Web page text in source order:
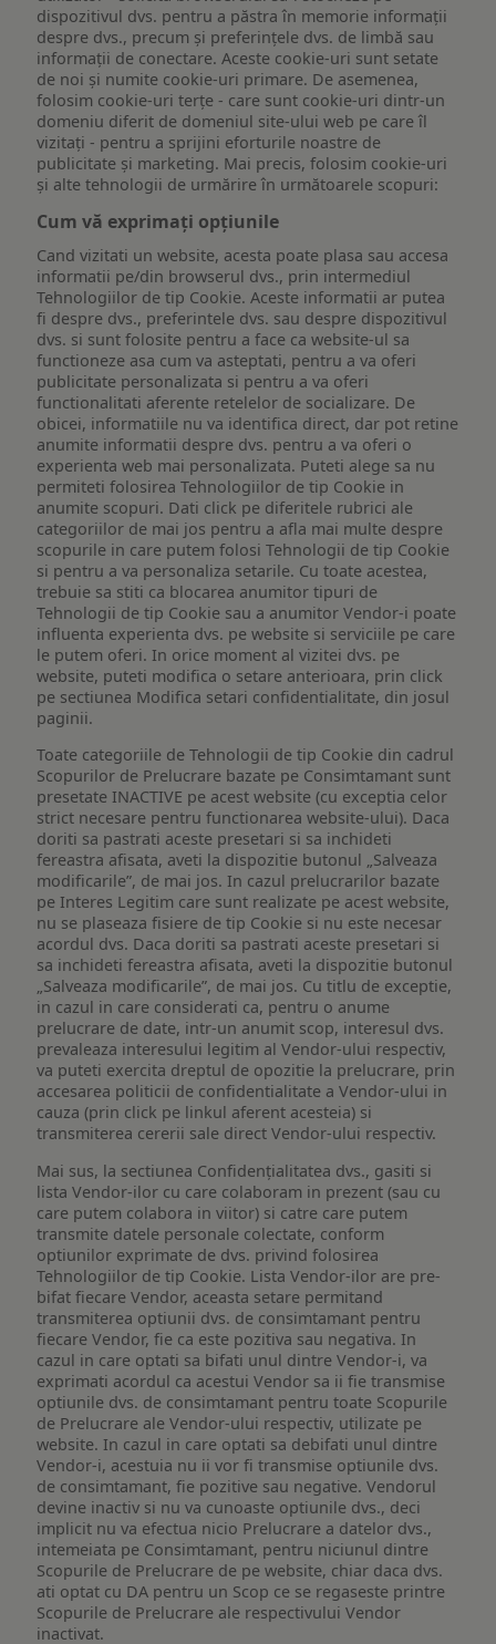
dispozitivul dvs. pentru a păstra în memorie informații
despre dvs., precum și preferințele dvs. de limbă sau
informații de conectare. Aceste cookie-uri sunt setate
de noi și numite cookie-uri primare. De asemenea,
folosim cookie-uri terțe - care sunt cookie-uri dintr-un
domeniu diferit de domeniul site-ului web pe care îl
vizitați - pentru a sprijini eforturile noastre de
publicitate și marketing. Mai precis, folosim cookie-uri
și alte tehnologii de urmărire în următoarele scopuri:
Cum vă exprimați opțiunile
Cand vizitati un website, acesta poate plasa sau accesa
informatii pe/din browserul dvs., prin intermediul
Tehnologiilor de tip Cookie. Aceste informatii ar putea
fi despre dvs., preferintele dvs. sau despre dispozitivul
dvs. si sunt folosite pentru a face ca website-ul sa
functioneze asa cum va asteptati, pentru a va oferi
publicitate personalizata si pentru a va oferi
functionalitati aferente retelelor de socializare. De
obicei, informatiile nu va identifica direct, dar pot retine
anumite informatii despre dvs. pentru a va oferi o
experienta web mai personalizata. Puteti alege sa nu
permiteti folosirea Tehnologiilor de tip Cookie in
anumite scopuri. Dati click pe diferitele rubrici ale
categoriilor de mai jos pentru a afla mai multe despre
scopurile in care putem folosi Tehnologii de tip Cookie
si pentru a va personaliza setarile. Cu toate acestea,
trebuie sa stiti ca blocarea anumitor tipuri de
Tehnologii de tip Cookie sau a anumitor Vendor-i poate
influenta experienta dvs. pe website si serviciile pe care
le putem oferi. In orice moment al vizitei dvs. pe
website, puteti modifica o setare anterioara, prin click
pe sectiunea Modifica setari confidentialitate, din josul
paginii.
Toate categoriile de Tehnologii de tip Cookie din cadrul
Scopurilor de Prelucrare bazate pe Consimtamant sunt
presetate INACTIVE pe acest website (cu exceptia celor
strict necesare pentru functionarea website-ului). Daca
doriti sa pastrati aceste presetari si sa inchideti
fereastra afisata, aveti la dispozitie butonul „Salveaza
modificarile”, de mai jos. In cazul prelucrarilor bazate
pe Interes Legitim care sunt realizate pe acest website,
nu se plaseaza fisiere de tip Cookie si nu este necesar
acordul dvs. Daca doriti sa pastrati aceste presetari si
sa inchideti fereastra afisata, aveti la dispozitie butonul
„Salveaza modificarile”, de mai jos. Cu titlu de exceptie,
in cazul in care considerati ca, pentru o anume
prelucrare de date, intr-un anumit scop, interesul dvs.
prevaleaza interesului legitim al Vendor-ului respectiv,
va puteti exercita dreptul de opozitie la prelucrare, prin
accesarea politicii de confidentialitate a Vendor-ului in
cauza (prin click pe linkul aferent acesteia) si
transmiterea cererii sale direct Vendor-ului respectiv.
Mai sus, la sectiunea Confidențialitatea dvs., gasiti si
lista Vendor-ilor cu care colaboram in prezent (sau cu
care putem colabora in viitor) si catre care putem
transmite datele personale colectate, conform
optiunilor exprimate de dvs. privind folosirea
Tehnologiilor de tip Cookie. Lista Vendor-ilor are pre-
bifat fiecare Vendor, aceasta setare permitand
transmiterea optiunii dvs. de consimtamant pentru
fiecare Vendor, fie ca este pozitiva sau negativa. In
cazul in care optati sa bifati unul dintre Vendor-i, va
exprimati acordul ca acestui Vendor sa ii fie transmise
optiunile dvs. de consimtamant pentru toate Scopurile
de Prelucrare ale Vendor-ului respectiv, utilizate pe
website. In cazul in care optati sa debifati unul dintre
Vendor-i, acestuia nu ii vor fi transmise optiunile dvs.
de consimtamant, fie pozitive sau negative. Vendorul
devine inactiv si nu va cunoaste optiunile dvs., deci
implicit nu va efectua nicio Prelucrare a datelor dvs.,
intemeiata pe Consimtamant, pentru niciunul dintre
Scopurile de Prelucrare de pe website, chiar daca dvs.
ati optat cu DA pentru un Scop ce se regaseste printre
Scopurile de Prelucrare ale respectivului Vendor
inactivat.